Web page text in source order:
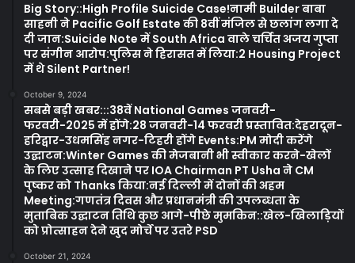
Big Story::High Profile Suicide Case!नामी Builder बाबा
साहनी ने Pacific Golf Estate की 8वीं मंजिल से छलांग लगा दे
दी जान:Suicide Note में South Africa वाले चर्चित अजय गुप्ता
पर संगीन आरोप:पुलिस ने हिरासत में लिया:2 Housing Project
में थे Silent Partner!
October 9, 2024
सबसे बड़ी खबर:::38वें National Games जनवरी-
फरवरी-2025 में होंगे:28 जनवरी-14 फरवरी प्रस्तावित:देहरादून-
हरिद्वार-उधमसिंह नगर-टिहरी होंगे Events:PM मोदी करेंगे
उद्घाटन:Winter Games की मेजबानी भी स्वीकार करने-खेलों
के लिए उत्साह दिखाने पर IOA Chairman PT Usha ने CM
पुष्कर को Thanks किया:नई दिल्ली में दोनों की अहम
Meeting:गणतंत्र दिवस और प्रधानमंत्री की उपलब्धता के
मुताबिक उद्घाटन तिथि कुछ आगे-पीछे मुमकिन::खेल-खिलाड़ियों
को प्रोत्साहन देने खुद मोर्चे पर उतरे PSD
October 21, 2024